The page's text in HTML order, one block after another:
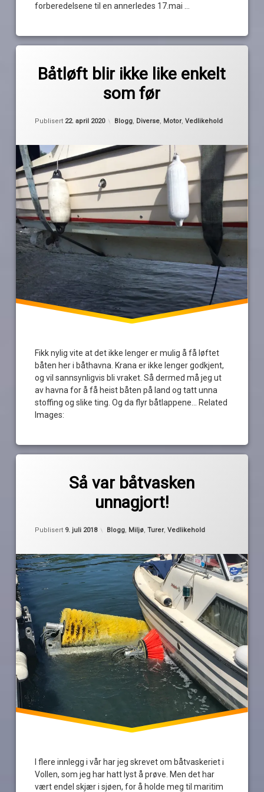
forberedelsene til en annerledes 17.mai …
Båtløft blir ikke like enkelt
som før
Publisert 22. april 2020 Kategorier:
Blogg, Diverse, Motor,Vedlikehold
Fikk nylig vite at det ikke lenger er mulig å få løftet
båten her i båthavna. Krana er ikke lenger godkjent,
og vil sannsynligvis bli vraket. Så dermed må jeg ut
av havna for å få heist båten på land og tatt unna
stoffing og slike ting. Og da flyr båtlappene… Related
Images:
båtplass
bunnstoff
løft
polering
service
sommerplass
kommentar
til
like
før
Så var båtvasken
unnagjort!
Publisert 9. juli 2018
Oppdatert 9. juli 2018
Kategorier:
Blogg, Miljø,Turer,Vedlikehold
I flere innlegg i vår har jeg skrevet om båtvaskeriet i
Vollen, som jeg har hatt lyst å prøve. Men det har
vært endel skjær i sjøen, for å holde meg til maritim
miljøvennlig
Oslofjordsmuseet
marina